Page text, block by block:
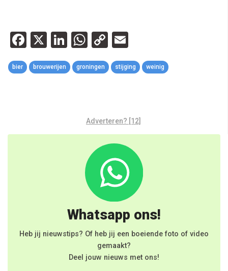
Facebook
X LinkedIn
WhatsApp
Copy
Link
bier brouwerijen groningen stijging weinig
Adverteren? [12]
Whatsapp ons!
Heb jij nieuwstips? Of heb jij een boeiende foto of video
gemaakt?
Deel jouw nieuws met ons!